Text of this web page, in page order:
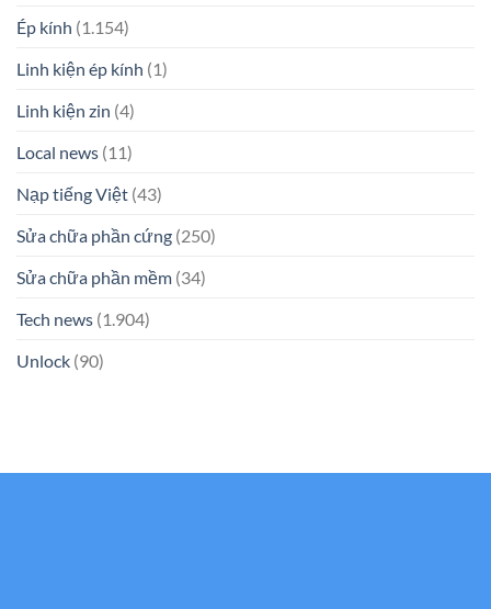
Ép kính (1.154)
Linh kiện ép kính (1)
Linh kiện zin (4)
Local news (11)
Nạp tiếng Việt (43)
Sửa chữa phần cứng (250)
Sửa chữa phần mềm (34)
Tech news (1.904)
Unlock (90)